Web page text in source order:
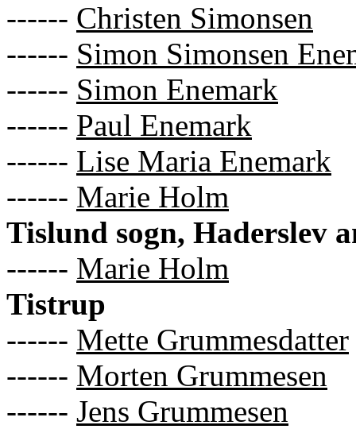
------ Christen Simonsen
------ Simon Simonsen
------ Simon Enemark
------ Paul Enemark
------ Lise Maria Enemark
------ Marie Holm
Tislund sogn, Haderslev
------ Marie Holm
Tistrup
------ Mette Grummesdatter
------ Morten Grummesen
------ Jens Grummesen